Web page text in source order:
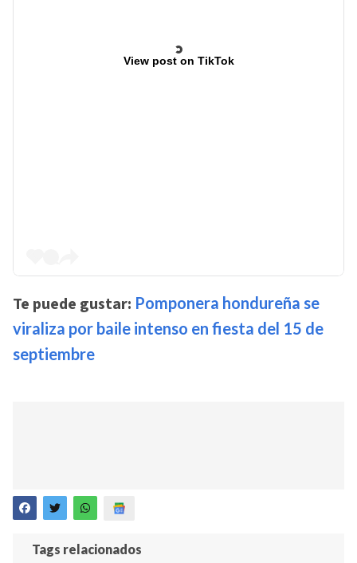
View post on TikTok
Te puede gustar: Pomponera hondureña se
viraliza por baile intenso en fiesta del 15 de
septiembre
Tags relacionados